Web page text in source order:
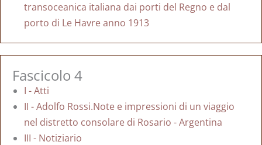
transoceanica italiana dai porti del Regno e dal
porto di Le Havre anno 1913
Fascicolo 4
I - Atti
II - Adolfo Rossi.Note e impressioni di un viaggio
nel distretto consolare di Rosario - Argentina
III - Notiziario